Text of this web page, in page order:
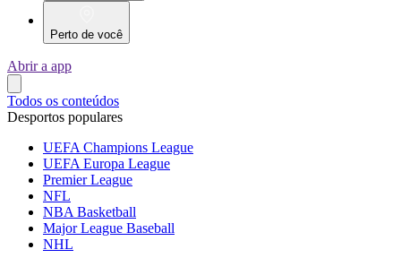
Perto de você
Abrir a app
Todos os conteúdos
Desportos populares
UEFA Champions League
UEFA Europa League
Premier League
NFL
NBA Basketball
Major League Baseball
NHL